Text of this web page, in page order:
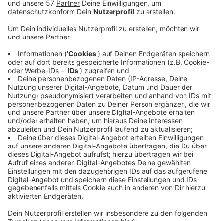
In der Liste der deutschen Städte mit den meisten
Firmenneugründungen hat sich Aachen im
abgelaufenen Jahr vom achten auf den vierten Platz
verbessert.
Das steht im neuenNext-Generation-Report des
Startupverbands.
Demnach sind in Aachen 2024 pro 100.000 Einwohner
11,5 neue Unternehmen entstanden.
Die meisten Neugründungen pro 100.000 Einwohner
verzeichnet Heidelberg mit 13,5 - vor München (13,4)
und Berlin (13,2).
Insgesamt seien trotz schwieriger
Finanzierungsbedingungen wieder deutlich mehr Start-
ups in NRW als im Jahr davor gegründet worden.
Bundesweit gehe es bei den Geschäftsideen oft um
den Software-Bereich, in dem natürlich die Künstliche